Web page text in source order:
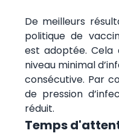
De meilleurs
politique de
est adoptée. Cela
niveau minimal
consécutive. Par
de pression
réduit.
Temps